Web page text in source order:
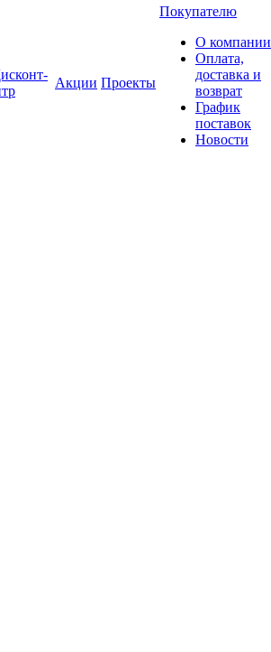
Акции Проекты
Покупателю
О компании
Оплата,
доставка и
возврат
График
поставок
Новости